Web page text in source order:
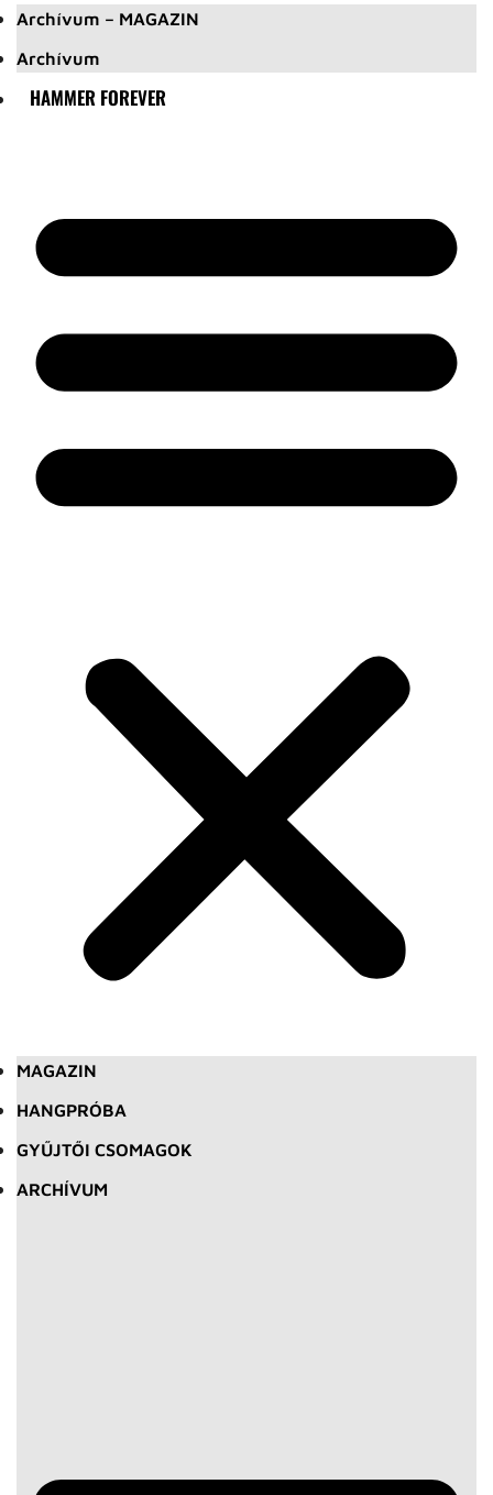
Archívum – MAGAZIN
Archívum
HAMMER FOREVER
MAGAZIN
HANGPRÓBA
GYŰJTŐI CSOMAGOK
ARCHÍVUM